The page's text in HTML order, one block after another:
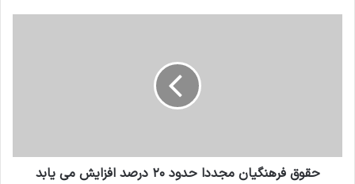
حقوق فرهنگیان مجددا حدود ۲۰ درصد افزایش می یابد